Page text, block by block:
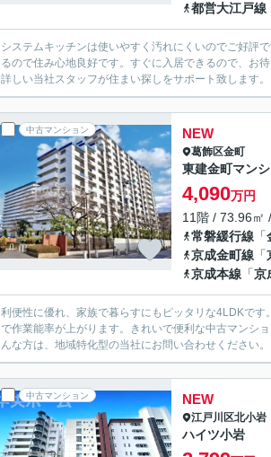
都営大江戸線
システムキッチンは使いやすく汚れにくいのでご好評
るので住み心地良好です。すぐに入居できるので、お
詳しい当社スタッフが住まい探しをサポート致します
中古マンション NEW
葛飾区金町
東建金町マン
4,090万円
11階 / 73.96㎡
常磐緩行線 「
京成金町線 「
京成本線 「京
利便性に優れ、家族で暮らすにもピッタリな4LDKで
で作業能率が上がります。きれいで便利な中古マンシ
んな方は、地域特化型の当社にお問い合わせください
中古マンション NEW
江戸川区北小岩
ハイツ小岩